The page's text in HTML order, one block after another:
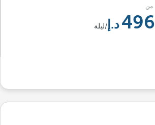
من
496 /ليلة